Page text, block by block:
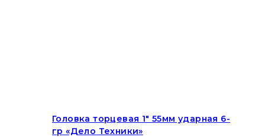
Головка торцевая 1″ 55мм ударная 6-
гр «Дело Техники»